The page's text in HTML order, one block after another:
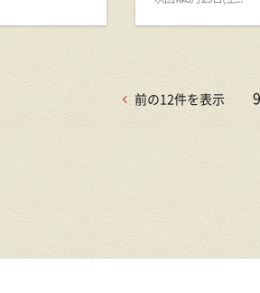
前の12件を表示 9